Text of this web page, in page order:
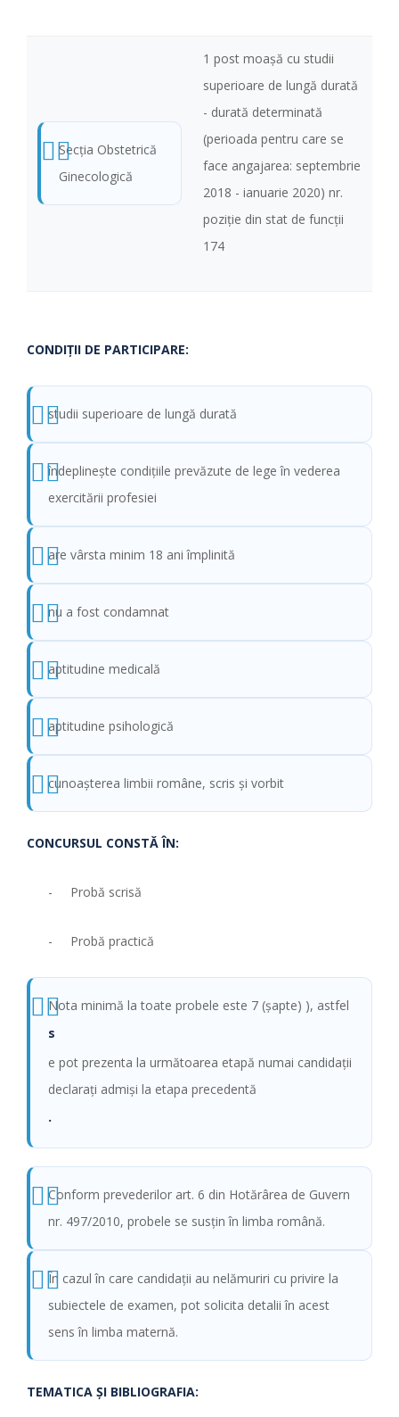
Secţia Obstetrică
Ginecologică
1 post moaşă cu studii
superioare de lungă durată
- durată determinată
(perioada pentru care se
face angajarea: septembrie
2018 - ianuarie 2020) nr.
poziţie din stat de funcţii
174
CONDIŢII DE PARTICIPARE:
studii superioare de lungă durată
îndeplinește condițiile prevăzute de lege în vederea
exercitării profesiei
are vârsta minim 18 ani împlinită
nu a fost condamnat
aptitudine medicală
aptitudine psihologică
cunoaşterea limbii române, scris şi vorbit
CONCURSUL CONSTĂ ÎN:
- Probă scrisă
- Probă practică
Nota minimă la toate probele este 7 (şapte) ), astfel
s
e pot prezenta la următoarea etapă numai candidaţii
declaraţi admişi la etapa precedentă
.
Conform prevederilor art. 6 din Hotărârea de Guvern
nr. 497/2010, probele se susţin în limba română.
În cazul în care candidaţii au nelămuriri cu privire la
subiectele de examen, pot solicita detalii în acest
sens în limba maternă.
TEMATICA ŞI BIBLIOGRAFIA: